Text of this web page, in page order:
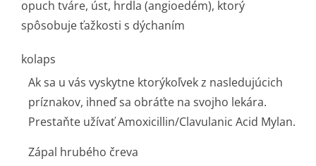
opuch tváre, úst, hrdla (angioedém), ktorý
spôsobuje ťažkosti s dýchaním
kolaps
Ak sa u vás vyskytne ktorýkoľvek z nasledujúcich
príznakov, ihneď sa obráťte na svojho lekára.
Prestaňte užívať Amoxicillin/Clavulanic Acid Mylan.
Zápal hrubého čreva